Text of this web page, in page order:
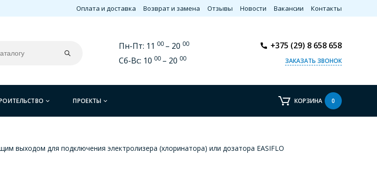
Оплата и доставка Возврат и замена Отзывы Новости Вакансии Контакты
Пн-Пт: 11 00 – 20 00
Сб-Вс: 10 00 – 20 00
+375 (29) 8 658 658
ЗАКАЗАТЬ ЗВОНОК
ПРОЕКТЫ КОРЗИНА 0
выходом для подключения электролизера (хлоринатора) или дозатора EASIFLO